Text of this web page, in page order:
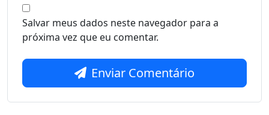
Salvar meus dados neste navegador para a
próxima vez que eu comentar.
Enviar Comentário